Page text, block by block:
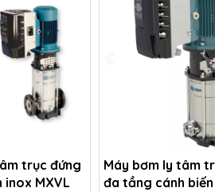
trục đứng
MXVL
Máy bơm ly tâm
đa tầng cánh biến